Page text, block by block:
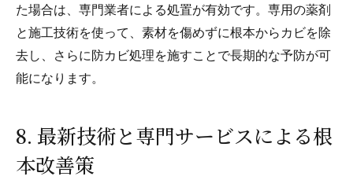
た場合は、専門業者による処置が有効です。専用の薬剤
と施工技術を使って、素材を傷めずに根本からカビを除
去し、さらに防カビ処理を施すことで長期的な予防が可
能になります。
8. 最新技術と専門サービスによる根
本改善策